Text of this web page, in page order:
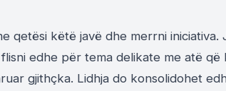
qetësi këtë javë dhe merrni
edhe për tema delikate me atë
gjithçka. Lidhja do konsolidohet